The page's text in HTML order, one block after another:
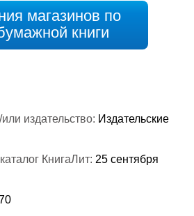
магазинов по
книги
издательство: Издательские
КнигаЛит: 25 сентября